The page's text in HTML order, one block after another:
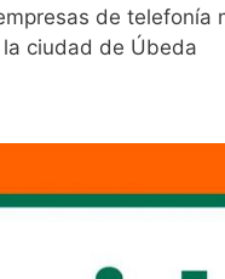
de telefonía
ciudad de Úbeda